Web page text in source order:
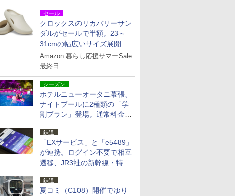
を9月15日から発売
セール
クロックスのリカバリーサン
ダルがセールで半額。23～
31cmの幅広いサイズ展開、
独自のクッション素材を採用
Amazon 暮らし応援サマーSale
最終日
シーズン
ホテルニューオータニ幕張、
ナイトプールに2種類の「学
割プラン」登場。通常料金の
およそ半額でお得に夜活
鉄道
「EXサービス」と「e5489」
が連携。ログイン不要で相互
遷移、JR3社の新幹線・特急
予約をアプリで一括確認
鉄道
夏コミ（C108）開催でゆり